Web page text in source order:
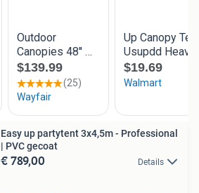
Easy up partytent 3x4,5m - Professional
| PVC gecoat
€ 789,00 Details